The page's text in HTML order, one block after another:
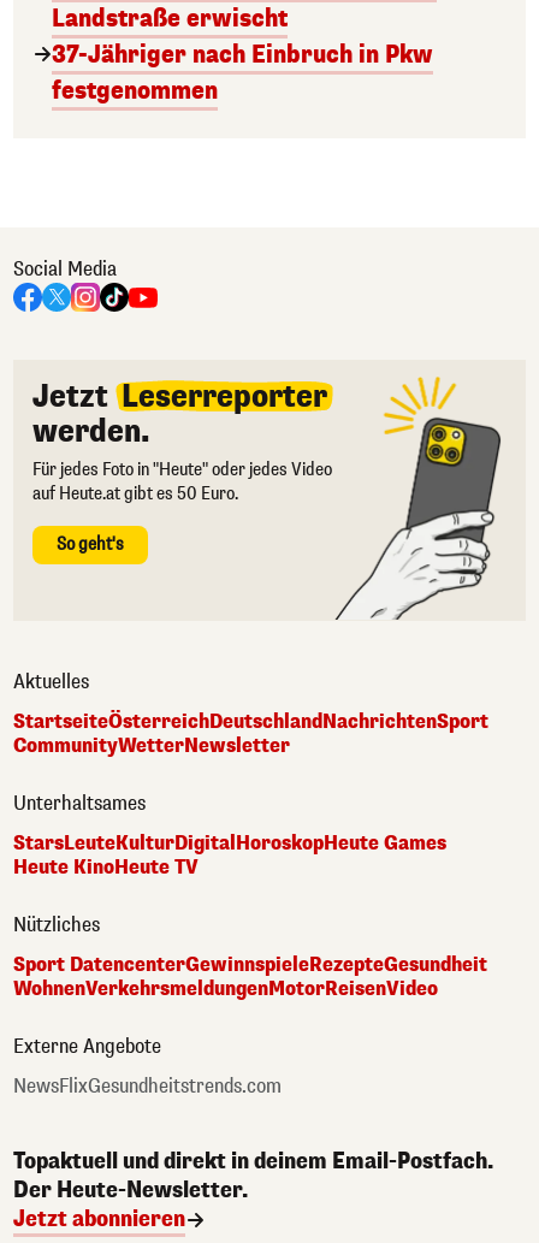
Landstraße erwischt
37-Jähriger nach Einbruch in Pkw
festgenommen
Social Media
Jetzt Leserreporter
werden.
Für jedes Foto in "Heute" oder jedes Video
auf Heute.at gibt es 50 Euro.
So geht's
Aktuelles
StartseiteÖsterreichDeutschlandNachrichtenSport
CommunityWetterNewsletter
Unterhaltsames
StarsLeuteKulturDigitalHoroskopHeute Games
Heute KinoHeute TV
Nützliches
Sport DatencenterGewinnspieleRezepteGesundheit
WohnenVerkehrsmeldungenMotorReisenVideo
Externe Angebote
NewsFlixGesundheitstrends.com
Topaktuell und direkt in deinem Email-Postfach.
Der Heute-Newsletter.
Jetzt abonnieren